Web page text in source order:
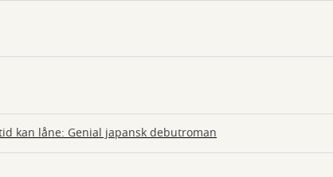
kan låne: Genial japansk debutroman